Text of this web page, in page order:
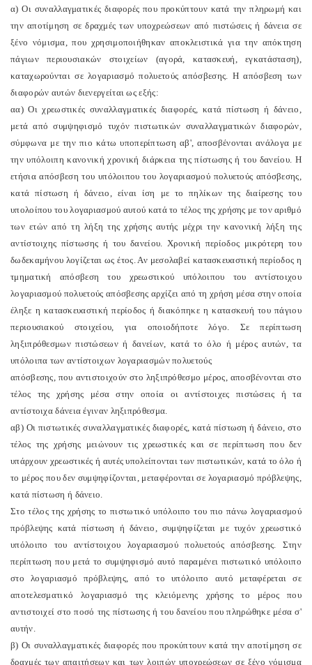
α) Οι συναλλαγματικές διαφορές που προκύπτουν κατά την πληρωμή και
την αποτίμηση σε δραχμές των υποχρεώσεων από πιστώσεις ή δάνεια σε
ξένο νόμισμα, που χρησιμοποιήθηκαν αποκλειστικά για την απόκτηση
πάγιων περιουσιακών στοιχείων (αγορά, κατασκευή, εγκατάσταση),
καταχωρούνται σε λογαριασμό πολυετούς απόσβεσης. Η απόσβεση των
διαφορών αυτών διενεργείται ως εξής:
αα) Οι χρεωστικές συναλλαγματικές διαφορές, κατά πίστωση ή δάνειο,
μετά από συμψηφισμό τυχόν πιστωτικών συναλλαγματικών διαφορών,
σύμφωνα με την πιο κάτω υποπερίπτωση αβ', αποσβένονται ανάλογα με
την υπόλοιπη κανονική χρονική διάρκεια της πίστωσης ή του δανείου. Η
ετήσια απόσβεση του υπόλοιπου του λογαριασμού πολυετούς απόσβεσης,
κατά πίστωση ή δάνειο, είναι ίση με το πηλίκων της διαίρεσης του
υπολοίπου του λογαριασμού αυτού κατά το τέλος της χρήσης με τον αριθμό
των ετών από τη λήξη της χρήσης αυτής μέχρι την κανονική λήξη της
αντίστοιχης πίστωσης ή του δανείου. Χρονική περίοδος μικρότερη του
δωδεκαμήνου λογίζεται ως έτος. Αν μεσολαβεί κατασκευαστική περίοδος η
τμηματική απόσβεση του χρεωστικού υπόλοιπου του αντίστοιχου
λογαριασμού πολυετούς απόσβεσης αρχίζει από τη χρήση μέσα στην οποία
έληξε η κατασκευαστική περίοδος ή διακόπηκε η κατασκευή του πάγιου
περιουσιακού στοιχείου, για οποιοδήποτε λόγο. Σε περίπτωση
ληξιπρόθεσμων πιστώσεων ή δανείων, κατά το όλο ή μέρος αυτών, τα
υπόλοιπα των αντίστοιχων λογαριασμών πολυετούς
απόσβεσης, που αντιστοιχούν στο ληξιπρόθεσμο μέρος, αποσβένονται στο
τέλος της χρήσης μέσα στην οποία οι αντίστοιχες πιστώσεις ή τα
αντίστοιχα δάνεια έγιναν ληξιπρόθεσμα.
αβ) Οι πιστωτικές συναλλαγματικές διαφορές, κατά πίστωση ή δάνειο, στο
τέλος της χρήσης μειώνουν τις χρεωστικές και σε περίπτωση που δεν
υπάρχουν χρεωστικές ή αυτές υπολείπονται των πιστωτικών, κατά το όλο ή
το μέρος που δεν συμψηφίζονται, μεταφέρονται σε λογαριασμό πρόβλεψης,
κατά πίστωση ή δάνειο.
Στο τέλος της χρήσης το πιστωτικό υπόλοιπο του πιο πάνω λογαριασμού
πρόβλεψης κατά πίστωση ή δάνειο, συμψηφίζεται με τυχόν χρεωστικό
υπόλοιπο του αντίστοιχου λογαριασμού πολυετούς απόσβεσης. Στην
περίπτωση που μετά το συμψηφισμό αυτό παραμένει πιστωτικό υπόλοιπο
στο λογαριασμό πρόβλεψης, από το υπόλοιπο αυτό μεταφέρεται σε
αποτελεσματικό λογαριασμό της κλειόμενης χρήσης το μέρος που
αντιστοιχεί στο ποσό της πίστωσης ή του δανείου που πληρώθηκε μέσα σ'
αυτήν.
β) Οι συναλλαγματικές διαφορές που προκύπτουν κατά την αποτίμηση σε
δραχμές των απαιτήσεων και των λοιπών υποχρεώσεων σε ξένο νόμισμα